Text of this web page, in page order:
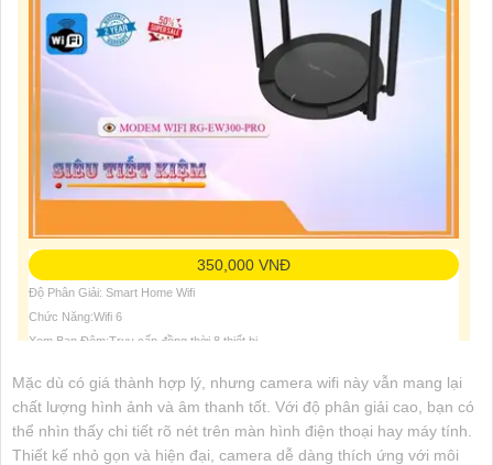
350,000 VNĐ
Độ Phân Giải: Smart Home Wifi
Chức Năng:Wifi 6
Xem Ban Đêm:Truy cấp đồng thời 8 thiết bị
Mặc dù có giá thành hợp lý, nhưng camera wifi này vẫn mang lại
chất lượng hình ảnh và âm thanh tốt. Với độ phân giải cao, bạn có
thể nhìn thấy chi tiết rõ nét trên màn hình điện thoại hay máy tính.
Thiết kế nhỏ gọn và hiện đại, camera dễ dàng thích ứng với môi